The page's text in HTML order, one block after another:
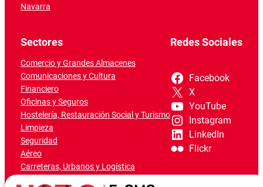
Navarra
Sectores
Comercio y Grandes Almacenes
Comunicaciones y Cultura
Financiero
Oficinas y Seguros
Hostelería, Restauración Social y Turismo
Limpieza
Seguridad
Aéreo
Carreteras, Urbanos y Logística
Redes Sociales
Facebook
X
YouTube
Instagram
LinkedIn
Flickr